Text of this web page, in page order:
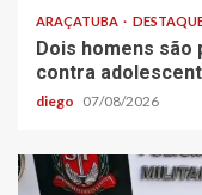
ARAÇATUBA
Dois homens
contra
diego 07/08/2026